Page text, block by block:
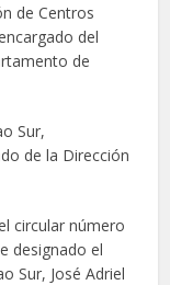
de Centros
del
de
Sur,
de la Dirección
circular número
designado el
Sur, José Adriel